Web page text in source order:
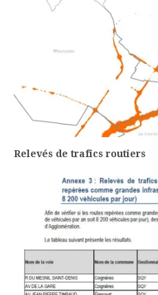
Relevés de trafics routiers